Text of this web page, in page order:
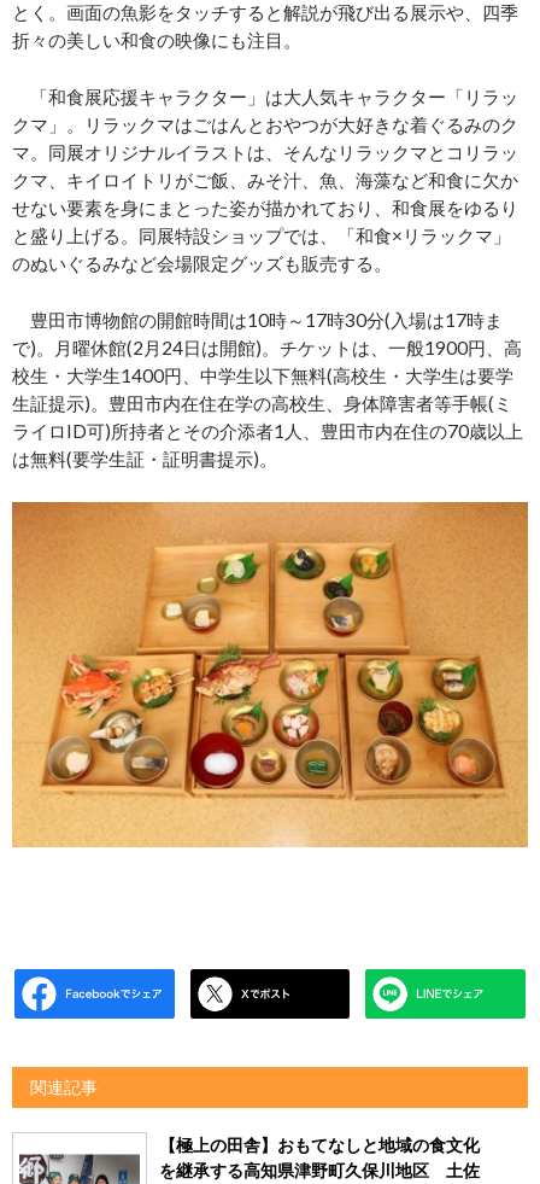
とく。画面の魚影をタッチすると解説が飛び出る展示や、四季
折々の美しい和食の映像にも注目。
「和食展応援キャラクター」は大人気キャラクター「リラッ
クマ」。リラックマはごはんとおやつが大好きな着ぐるみのク
マ。同展オリジナルイラストは、そんなリラックマとコリラッ
クマ、キイロイトリがご飯、みそ汁、魚、海藻など和食に欠か
せない要素を身にまとった姿が描かれており、和食展をゆるり
と盛り上げる。同展特設ショップでは、「和食×リラックマ」
のぬいぐるみなど会場限定グッズも販売する。
豊田市博物館の開館時間は10時～17時30分(入場は17時ま
で)。月曜休館(2月24日は開館)。チケットは、一般1900円、高
校生・大学生1400円、中学生以下無料(高校生・大学生は要学
生証提示)。豊田市内在住在学の高校生、身体障害者等手帳(ミ
ライロID可)所持者とその介添者1人、豊田市内在住の70歳以上
は無料(要学生証・証明書提示)。
関連記事
【極上の田舎】おもてなしと地域の食文化
を継承する高知県津野町久保川地区 土佐